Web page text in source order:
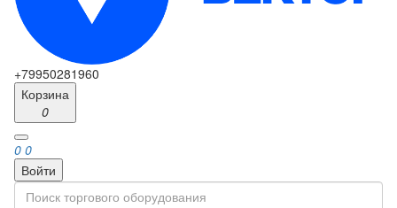
+79950281960
Корзина
0
0 0
Войти